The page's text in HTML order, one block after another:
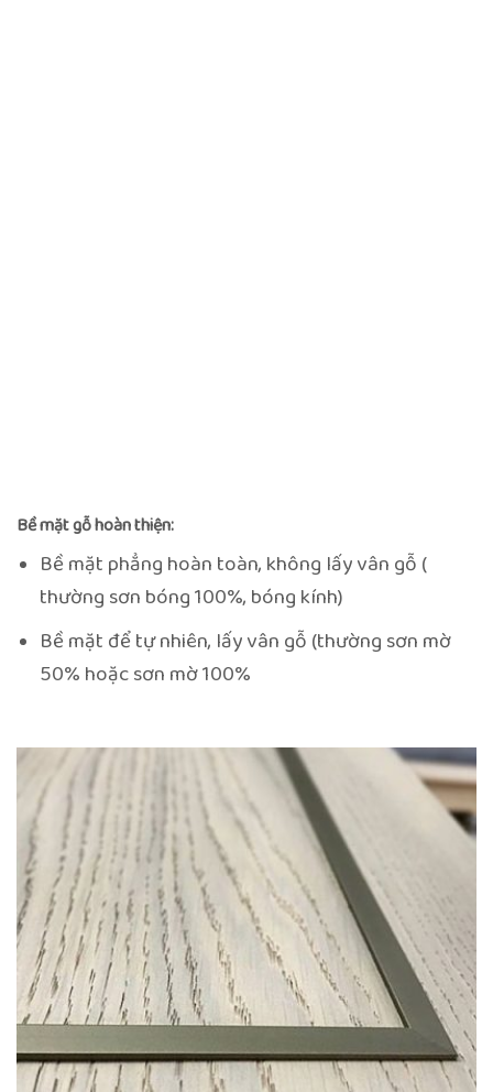
Bề mặt gỗ hoàn thiện:
Bề mặt phẳng hoàn toàn, không lấy vân gỗ (
thường sơn bóng 100%, bóng kính)
Bề mặt để tự nhiên, lấy vân gỗ (thường sơn mờ
50% hoặc sơn mờ 100%